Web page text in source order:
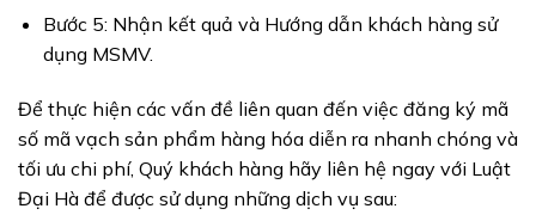
Bước 5: Nhận kết quả và Hướng dẫn khách hàng sử
dụng MSMV.
Để thực hiện các vấn đề liên quan đến việc đăng ký mã
số mã vạch sản phẩm hàng hóa diễn ra nhanh chóng và
tối ưu chi phí, Quý khách hàng hãy liên hệ ngay với Luật
Đại Hà để được sử dụng những dịch vụ sau: